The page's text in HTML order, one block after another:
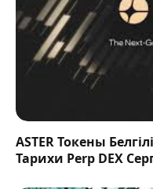
ASTER Токены
Тарихи Perp DEX